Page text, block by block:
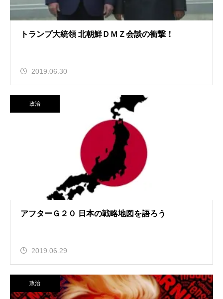
トランプ大統領 北朝鮮ＤＭＺ会談の衝撃！
2019.06.30
政治
アフターＧ２０ 日本の戦略地図を語ろう
2019.06.29
政治